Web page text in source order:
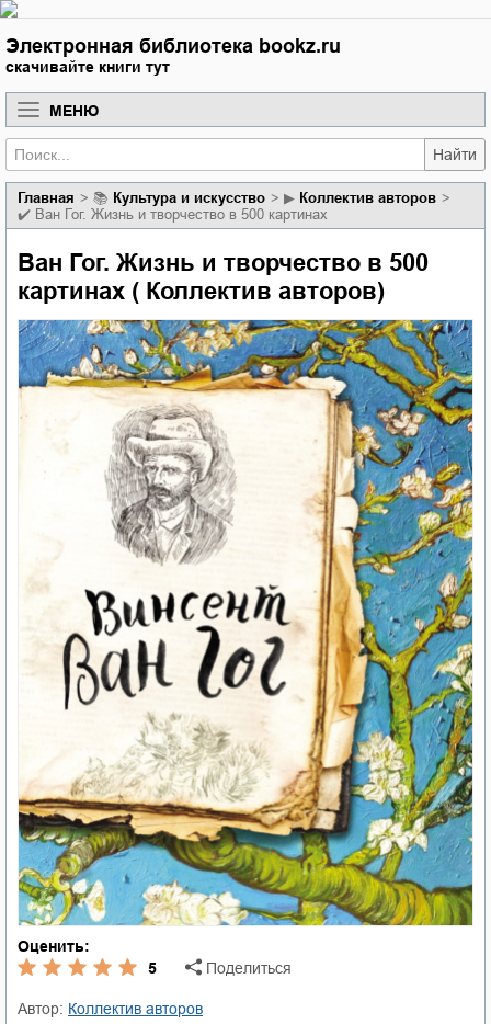
Электронная библиотека bookz.ru
скачивайте книги тут
МЕНЮ
Найти
Главная 📚 культура и искусство ▶ Коллектив авторов
✔️ Ван Гог. Жизнь и творчество в 500 картинах
Ван Гог. Жизнь и творчество в 500
картинах ( Коллектив авторов)
Оценить:
5
Поделиться
Автор:
Коллектив авторов